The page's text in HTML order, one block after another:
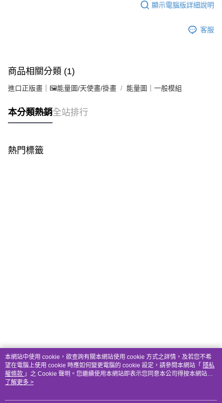
顯示電腦版詳細說明
客服
商品相關分類 (1)
進口正版畫｜🖼️能量圖/天使畫/掛畫 能量圖｜一般模組
本分類熱銷全站排行
熱門標籤
本網站中使用 cookie，欲查詢有關本網站使用 cookie 方式之詳情，及若您不希
望在電腦上使用 cookie 時應如何變更電腦的 cookie 設定，請參閱本網站「 隱私
權條款 」之 Cookie 聲明。您繼續使用本網站即表示您同意本公司得按本網站使
用條款之 Cookie 聲明使用 cookie。
了解更多 >